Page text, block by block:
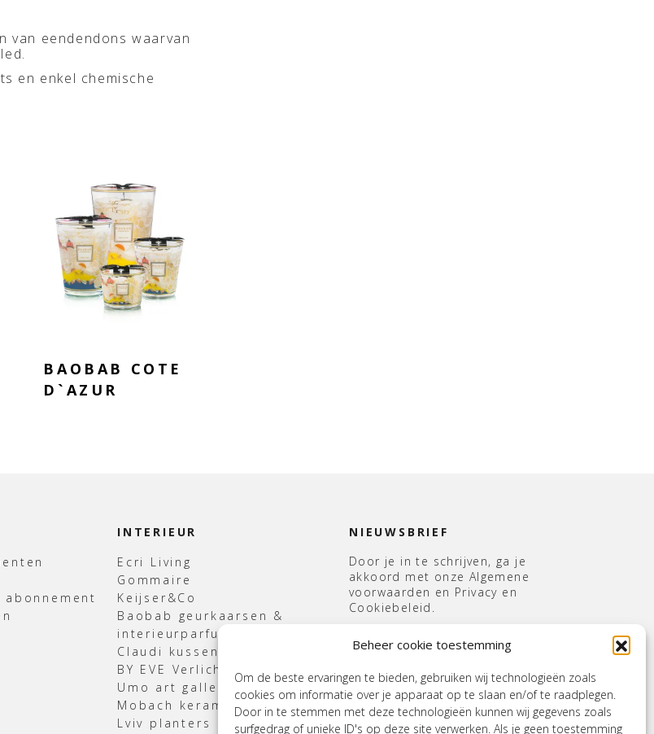
Beheer cookie toestemming
Om de beste ervaringen te bieden, gebruiken wij technologieën zoals
cookies om informatie over je apparaat op te slaan en/of te raadplegen.
Door in te stemmen met deze technologieën kunnen wij gegevens zoals
surfgedrag of unieke ID's op deze site verwerken. Als je geen toestemming
van eendendons waarvan
en enkel chemische
BAOBAB COTE
D`AZUR
INTERIEUR
Ecri Living
Gommaire
Keijser&Co
Baobab geurkaarsen &
interieurparfum
Claudi kussens & Plaids
BY EVE Verlichting
Umo art gallery
Mobach keramiek
Lviv planters
NIEUWSBRIEF
Door je in te schrijven, ga je
akkoord met onze Algemene
voorwaarden en Privacy en
Cookiebeleid.
mailadres *